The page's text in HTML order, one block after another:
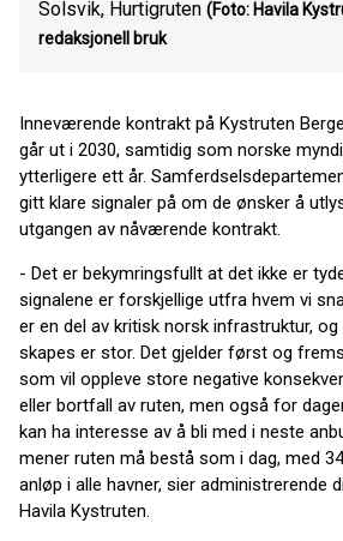
Solsvik, Hurtigruten (Foto: Havila
redaksjonell bruk
Inneværende kontrakt på Kystruten
går ut i 2030, samtidig som norske
ytterligere ett år.
gitt klare signaler på om de ønsker å
utgangen av nåværende kontrakt.
- Det er bekymringsfullt at det ikke er
signalene er forskjellige utfra hvem vi
er en del av kritisk norsk infrastruktur,
skapes er stor. Det gjelder først og
som vil oppleve store negative
eller bortfall av ruten, men også for
kan ha interesse av å bli med i neste
mener ruten må bestå som i dag, med
anløp i alle havner, sier administrerende
Havila Kystruten.